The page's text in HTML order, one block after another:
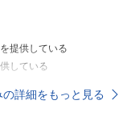
提供している
している
詳細をもっと見る